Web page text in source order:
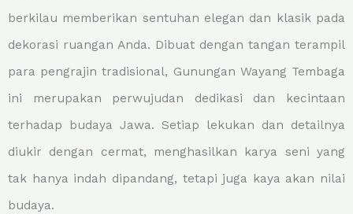
berkilau memberikan sentuhan elegan dan klasik pada
dekorasi ruangan Anda. Dibuat dengan tangan terampil
para pengrajin tradisional, Gunungan Wayang Tembaga
ini merupakan perwujudan dedikasi dan kecintaan
terhadap budaya Jawa. Setiap lekukan dan detailnya
diukir dengan cermat, menghasilkan karya seni yang
tak hanya indah dipandang, tetapi juga kaya akan nilai
budaya.